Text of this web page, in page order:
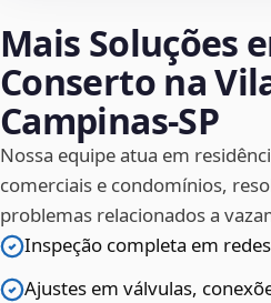
Mais Soluções
Conserto na
Campinas‑SP
Nossa equipe atua em
comerciais e condomínios,
problemas relacionados a
Inspeção completa em
Ajustes em válvulas,